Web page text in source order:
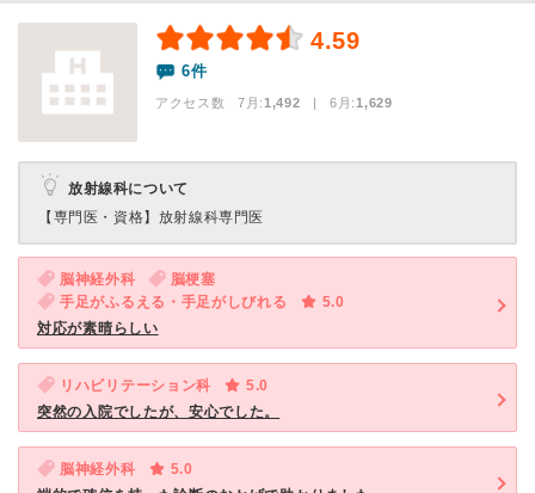
4.59
6件
アクセス数 7月:1,492 | 6月:1,629
放射線科について
【専門医・資格】 放射線科専門医
脳神経外科
脳梗塞
手足がふるえる・手足がしびれる
5.0
対応が素晴らしい
リハビリテーション科
5.0
突然の入院でしたが、安心でした。
脳神経外科
5.0